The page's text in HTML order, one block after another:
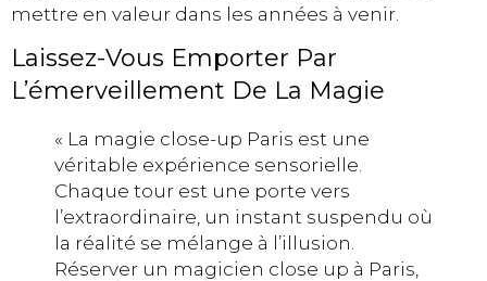
mettre en valeur dans les années à venir.
Laissez-Vous Emporter Par
L’émerveillement De La Magie
« La magie close-up Paris est une
véritable expérience sensorielle.
Chaque tour est une porte vers
l’extraordinaire, un instant suspendu où
la réalité se mélange à l’illusion.
Réserver un magicien close up à Paris,